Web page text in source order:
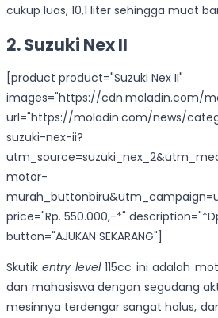
cukup luas, 10,1 liter sehingga muat
2. Suzuki Nex II
[product product="Suzuki Nex II"
images="https://cdn.moladin.com/
url="https://moladin.com/news/
suzuki-nex-ii?
motor-
price="Rp. 550.000,-*"
button="AJUKAN SEKARANG"]
Skutikentry level115cc ini adalah
dan mahasiswa dengan segudang
mesinnya terdengar sangat halus,